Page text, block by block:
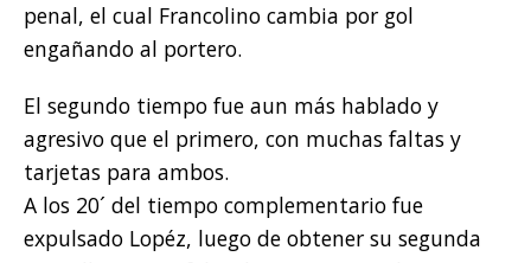
penal, el cual Francolino cambia por gol
engañando al portero.
El segundo tiempo fue aun más hablado y
agresivo que el primero, con muchas faltas y
tarjetas para ambos.
A los 20´ del tiempo complementario fue
expulsado Lopéz, luego de obtener su segunda